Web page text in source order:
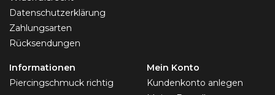
Datenschutzerklärung
Zahlungsarten
Rücksendungen
Informationen
Piercingschmuck richtig
Mein Konto
Kundenkonto anlegen